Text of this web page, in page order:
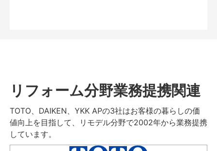
リフォーム分野業務提携関連
TOTO、DAIKEN、YKK APの3社はお客様の暮らしの価
値向上を目指して、リモデル分野で2002年から業務提携
しています。